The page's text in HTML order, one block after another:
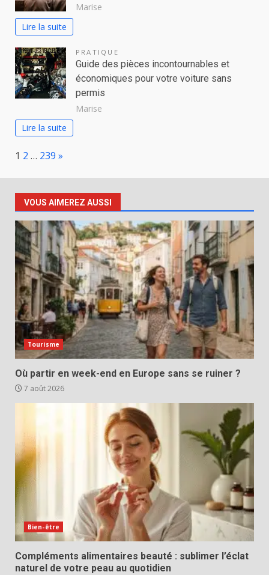
Marise
Lire la suite
PRATIQUE
Guide des pièces incontournables et
économiques pour votre voiture sans
permis
Marise
Lire la suite
Page:
1 2 … 239 Next
»
VOUS AIMEREZ AUSSI
Tourisme
Où partir en week-end en Europe sans se ruiner ?
7 août 2026
Bien-être
Compléments alimentaires beauté : sublimer l’éclat
naturel de votre peau au quotidien